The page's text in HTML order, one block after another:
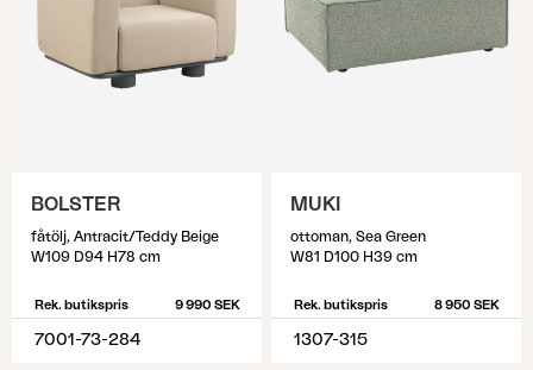
BOLSTER
fåtölj, Antracit/Teddy Beige
W109 D94 H78 cm
Rek. butikspris 9 990 SEK
7001-73-284
MUKI
ottoman, Sea Green
W81 D100 H39 cm
Rek. butikspris 8 950 SEK
1307-315